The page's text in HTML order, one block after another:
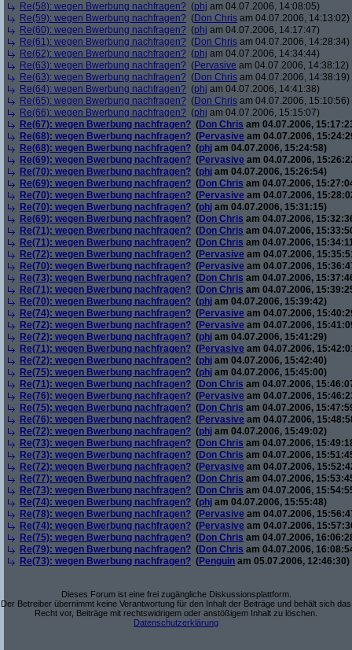
Re(58): wegen Bwerbung nachfragen? (phj am 04.07.2006, 14:08:05)
Re(59): wegen Bwerbung nachfragen? (Don Chris am 04.07.2006, 14:13:02)
Re(60): wegen Bwerbung nachfragen? (phj am 04.07.2006, 14:17:47)
Re(61): wegen Bwerbung nachfragen? (Don Chris am 04.07.2006, 14:28:34)
Re(62): wegen Bwerbung nachfragen? (phj am 04.07.2006, 14:34:44)
Re(63): wegen Bwerbung nachfragen? (Pervasive am 04.07.2006, 14:38:12)
Re(63): wegen Bwerbung nachfragen? (Don Chris am 04.07.2006, 14:38:19)
Re(64): wegen Bwerbung nachfragen? (phj am 04.07.2006, 14:41:38)
Re(65): wegen Bwerbung nachfragen? (Don Chris am 04.07.2006, 15:10:56)
Re(66): wegen Bwerbung nachfragen? (phj am 04.07.2006, 15:15:07)
Re(67): wegen Bwerbung nachfragen? (Don Chris am 04.07.2006,
Re(68): wegen Bwerbung nachfragen? (Pervasive am 04.07.2006,
Re(68): wegen Bwerbung nachfragen? (phj am 04.07.2006, 15:24:58)
Re(69): wegen Bwerbung nachfragen? (Pervasive am 04.07.2006,
Re(70): wegen Bwerbung nachfragen? (phj am 04.07.2006, 15:26:54)
Re(69): wegen Bwerbung nachfragen? (Don Chris am 04.07.2006,
Re(70): wegen Bwerbung nachfragen? (Pervasive am 04.07.2006,
Re(70): wegen Bwerbung nachfragen? (phj am 04.07.2006, 15:31:15)
Re(69): wegen Bwerbung nachfragen? (Don Chris am 04.07.2006,
Re(71): wegen Bwerbung nachfragen? (Don Chris am 04.07.2006,
Re(71): wegen Bwerbung nachfragen? (Don Chris am 04.07.2006,
Re(72): wegen Bwerbung nachfragen? (Pervasive am 04.07.2006,
Re(70): wegen Bwerbung nachfragen? (Pervasive am 04.07.2006,
Re(73): wegen Bwerbung nachfragen? (Don Chris am 04.07.2006,
Re(71): wegen Bwerbung nachfragen? (Don Chris am 04.07.2006,
Re(70): wegen Bwerbung nachfragen? (phj am 04.07.2006, 15:39:42)
Re(74): wegen Bwerbung nachfragen? (Pervasive am 04.07.2006,
Re(72): wegen Bwerbung nachfragen? (Pervasive am 04.07.2006,
Re(72): wegen Bwerbung nachfragen? (phj am 04.07.2006, 15:41:29)
Re(71): wegen Bwerbung nachfragen? (Pervasive am 04.07.2006,
Re(72): wegen Bwerbung nachfragen? (phj am 04.07.2006, 15:42:40)
Re(75): wegen Bwerbung nachfragen? (phj am 04.07.2006, 15:45:00)
Re(71): wegen Bwerbung nachfragen? (Don Chris am 04.07.2006,
Re(76): wegen Bwerbung nachfragen? (Pervasive am 04.07.2006,
Re(75): wegen Bwerbung nachfragen? (Don Chris am 04.07.2006,
Re(76): wegen Bwerbung nachfragen? (Pervasive am 04.07.2006,
Re(72): wegen Bwerbung nachfragen? (phj am 04.07.2006, 15:49:02)
Re(73): wegen Bwerbung nachfragen? (Don Chris am 04.07.2006,
Re(73): wegen Bwerbung nachfragen? (Don Chris am 04.07.2006,
Re(72): wegen Bwerbung nachfragen? (Pervasive am 04.07.2006,
Re(77): wegen Bwerbung nachfragen? (Don Chris am 04.07.2006,
Re(73): wegen Bwerbung nachfragen? (Don Chris am 04.07.2006,
Re(74): wegen Bwerbung nachfragen? (phj am 04.07.2006, 15:55:48)
Re(78): wegen Bwerbung nachfragen? (Pervasive am 04.07.2006,
Re(74): wegen Bwerbung nachfragen? (Pervasive am 04.07.2006,
Re(75): wegen Bwerbung nachfragen? (Don Chris am 04.07.2006,
Re(79): wegen Bwerbung nachfragen? (Don Chris am 04.07.2006,
Re(73): wegen Bwerbung nachfragen? (Penguin am 05.07.2006, 12:46:30)
Dieses Forum ist eine frei zugängliche Diskussionsplattform.
Der Betreiber übernimmt keine Verantwortung für den Inhalt der Beiträge und behält sich das
Recht vor, Beiträge mit rechtswidrigem oder anstößigem Inhalt zu löschen.
Datenschutzerklärung